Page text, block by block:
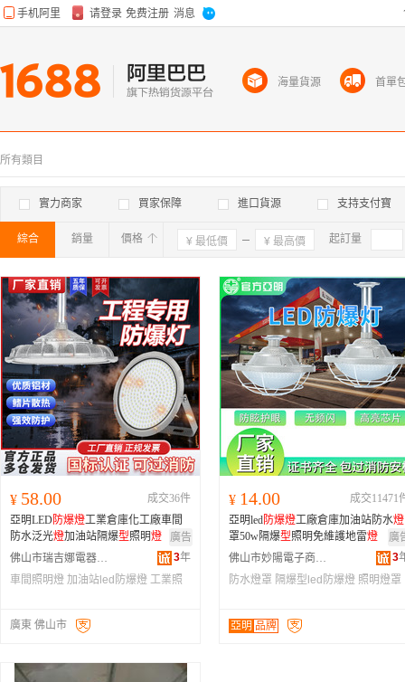
所有類目
實力商家 買家保障 進口貨源 支持支付寶
綜合 銷量 價格 確定 起訂量
¥ 58.00
成交36件
亞明LED防爆燈工業倉庫化工廠車間
防水泛光燈加油站隔爆型照明燈
廣告
佛山市瑞吉娜電器有限公司
3年
車間照明燈 加油站led防爆燈 工業照
廣東 佛山市
¥ 14.00
成交11471
亞明led防爆燈工廠倉庫加油站防水燈
罩50w隔爆型照明免維護地雷燈
廣
佛山市妙陽電子商務有限公司
3
防水燈罩 隔爆型led防爆燈 照明燈罩
亞明 品牌
海量貨源 首單